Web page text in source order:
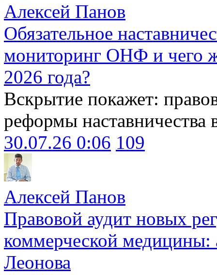
Алексей Панов
Обязательное
мониторинг ОНФ и чего
2026 года?
Вскрытие покажет:
реформы наставничества
30.07.26 0:06 109
Алексей Панов
Правовой аудит новых
коммерческой медицины:
Леонова